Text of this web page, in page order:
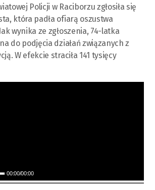
Policji w Raciborzu zgłosiła się
która padła ofiarą oszustwa
wynika ze zgłoszenia, 74-latka
do podjęcia działań związanych z
W efekcie straciła 141 tysięcy
00:00/00:00